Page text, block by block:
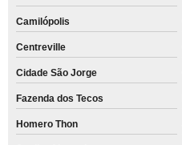
Camilópolis
Centreville
Cidade São Jorge
Fazenda dos Tecos
Homero Thon